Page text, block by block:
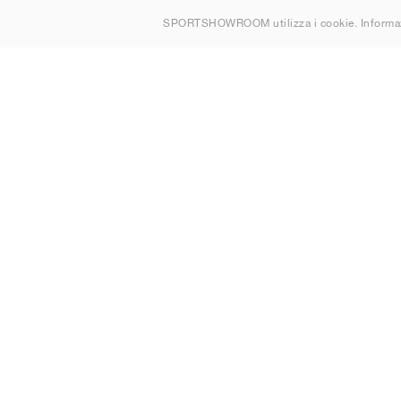
SPORTSHOWROOM utilizza i cookie.Contatti